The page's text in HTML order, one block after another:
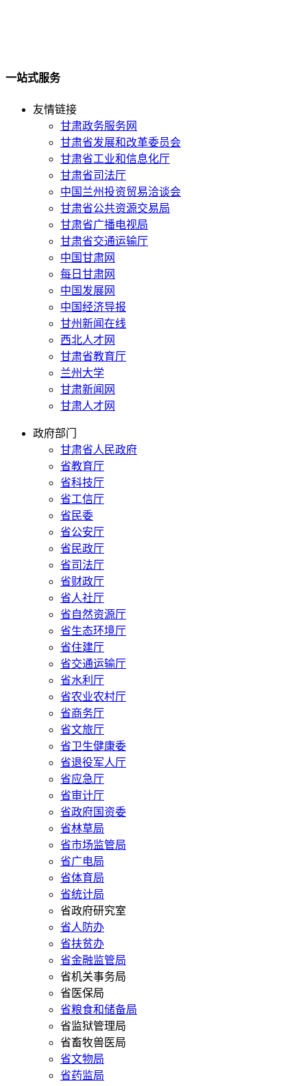
一站式服务
友情链接
甘肃政务服务网
甘肃省发展和改革委员会
甘肃省工业和信息化厅
甘肃省司法厅
中国兰州投资贸易洽谈会
甘肃省公共资源交易局
甘肃省广播电视局
甘肃省交通运输厅
中国甘肃网
每日甘肃网
中国发展网
中国经济导报
甘州新闻在线
西北人才网
甘肃省教育厅
兰州大学
甘肃新闻网
甘肃人才网
政府部门
甘肃省人民政府
省教育厅
省科技厅
省工信厅
省民委
省公安厅
省民政厅
省司法厅
省财政厅
省人社厅
省自然资源厅
省生态环境厅
省住建厅
省交通运输厅
省水利厅
省农业农村厅
省商务厅
省文旅厅
省卫生健康委
省退役军人厅
省应急厅
省审计厅
省政府国资委
省林草局
省市场监管局
省广电局
省体育局
省统计局
省政府研究室
省人防办
省扶贫办
省金融监管局
省机关事务局
省医保局
省粮食和储备局
省监狱管理局
省畜牧兽医局
省文物局
省药监局